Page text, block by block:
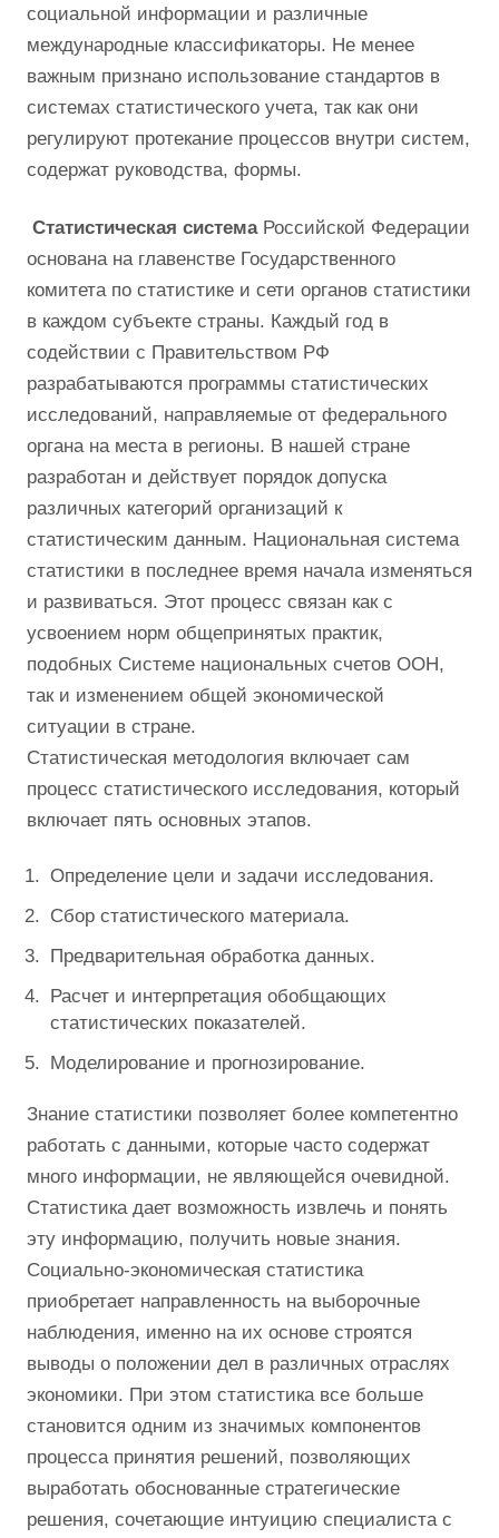
социальной информации и различные
международные классификаторы. Не менее
важным признано использование стандартов в
системах статистического учета, так как они
регулируют протекание процессов внутри систем,
содержат руководства, формы.
Статистическая системаРоссийской Федерации
основана на главенстве Государственного
комитета по статистике и сети органов статистики
в каждом субъекте страны. Каждый год в
содействии с Правительством РФ
разрабатываются программы статистических
исследований, направляемые от федерального
органа на места в регионы. В нашей стране
разработан и действует порядок допуска
различных категорий организаций к
статистическим данным. Национальная система
статистики в последнее время начала изменяться
и развиваться. Этот процесс связан как с
усвоением норм общепринятых практик,
подобных Системе национальных счетов ООН,
так и изменением общей экономической
ситуации в стране.
Статистическая методология включает сам
процесс статистического исследования, который
включает пять основных этапов.
Определение цели и задачи исследования.
Сбор статистического материала.
Предварительная обработка данных.
Расчет и интерпретация обобщающих
статистических показателей.
Моделирование и прогнозирование.
Знание статистики позволяет более компетентно
работать с данными, которые часто содержат
много информации, не являющейся очевидной.
Статистика дает возможность извлечь и понять
эту информацию, получить новые знания.
Социально-экономическая статистика
приобретает направленность на выборочные
наблюдения, именно на их основе строятся
выводы о положении дел в различных отраслях
экономики. При этом статистика все больше
становится одним из значимых компонентов
процесса принятия решений, позволяющих
выработать обоснованные стратегические
решения, сочетающие интуицию специалиста с